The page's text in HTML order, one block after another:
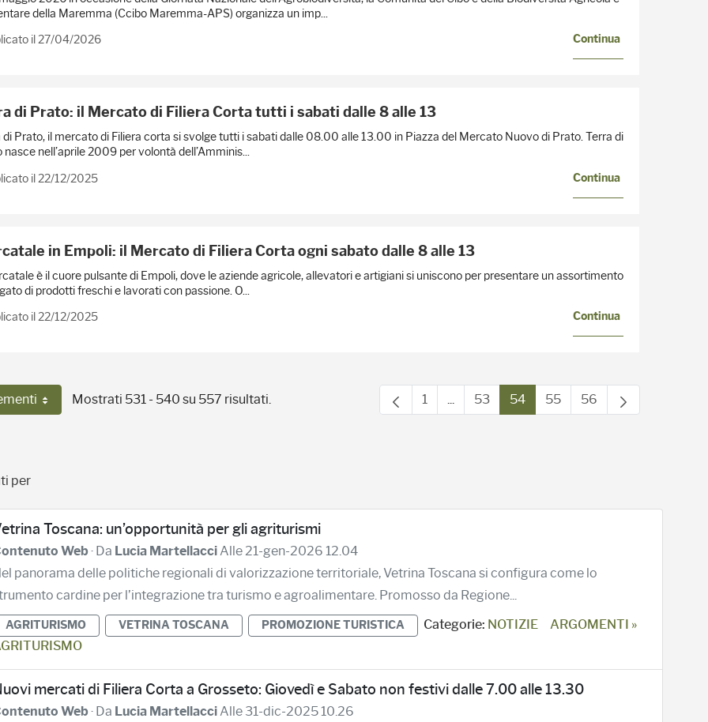
della Maremma (Ccibo Maremma-APS) organizza un imp...
il 27/04/2026
Continua
di Prato: il Mercato di Filiera Corta tutti i sabati dalle 8 alle 13
di Prato, il mercato di Filiera corta si svolge tutti i sabati dalle 08.00 alle 13.00 in Piazza del Mercato Nuovo di Prato. Terra di
nasce nell’aprile 2009 per volontà dell’Amminis...
il 22/12/2025
Continua
in Empoli: il Mercato di Filiera Corta ogni sabato dalle 8 alle 13
è il cuore pulsante di Empoli, dove le aziende agricole, allevatori e artigiani si uniscono per presentare un assortimento
di prodotti freschi e lavorati con passione. O...
il 22/12/2025
Continua
Per paginaMostrati 531 - 540 su 557 risultati. Pagina
1 ...Pagine intermedie Use TAB to navigate.
Pagina
53 Pagina
54 Pagina
55 Pagina
56
per
Toscana: un’opportunità per gli agriturismi
Web· Da Lucia MartellacciAlle 21-gen-2026 12.04
panorama delle politiche regionali di valorizzazione territoriale, Vetrina Toscana si configura come lo
cardine per l’integrazione tra turismo e agroalimentare. Promosso da Regione...
AGRITURISMO VETRINA TOSCANA PROMOZIONE TURISTICA Categorie: NOTIZIE
ARGOMENTI »
mercati di Filiera Corta a Grosseto: Giovedì e Sabato non festivi dalle 7.00 alle 13.30
Web· Da Lucia MartellacciAlle 31-dic-2025 10.26